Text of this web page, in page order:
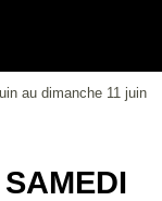
au dimanche 11 juin